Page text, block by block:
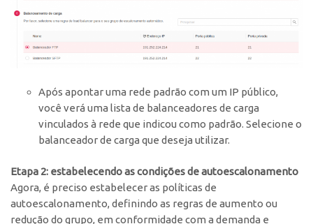
Após apontar uma rede padrão com um IP público,
você verá uma lista de balanceadores de carga
vinculados à rede que indicou como padrão. Selecione o
balanceador de carga que deseja utilizar.
Etapa 2: estabelecendo as condições de autoescalonamento
Agora, é preciso estabelecer as políticas de
autoescalonamento, definindo as regras de aumento ou
redução do grupo, em conformidade com a demanda e